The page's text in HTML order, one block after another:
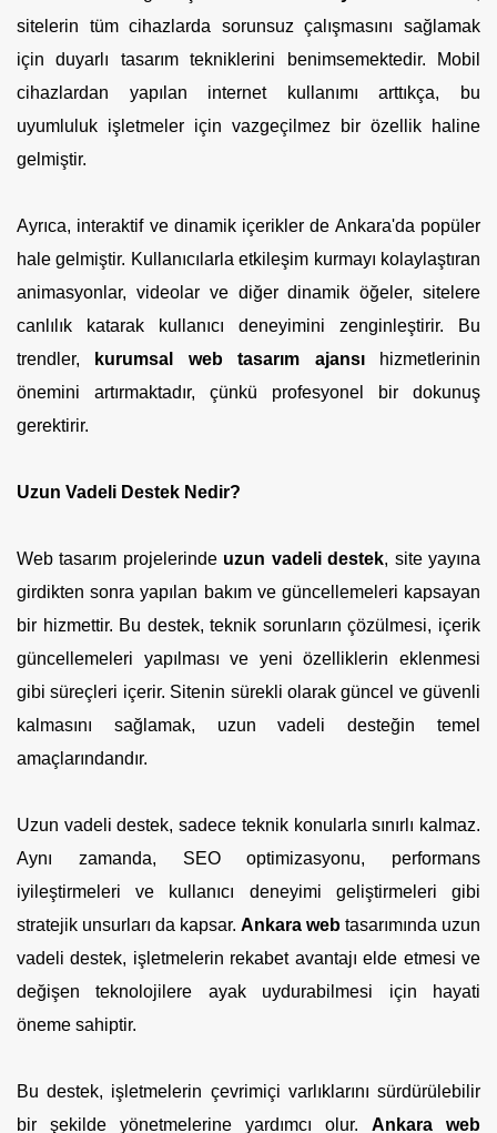
sitelerin tüm cihazlarda sorunsuz çalışmasını sağlamak
için duyarlı tasarım tekniklerini benimsemektedir. Mobil
cihazlardan yapılan internet kullanımı arttıkça, bu
uyumluluk işletmeler için vazgeçilmez bir özellik haline
gelmiştir.
Ayrıca, interaktif ve dinamik içerikler de Ankara'da popüler
hale gelmiştir. Kullanıcılarla etkileşim kurmayı kolaylaştıran
animasyonlar, videolar ve diğer dinamik öğeler, sitelere
canlılık katarak kullanıcı deneyimini zenginleştirir. Bu
trendler,
kurumsal web tasarım ajansıhizmetlerinin
önemini artırmaktadır, çünkü profesyonel bir dokunuş
gerektirir.
Uzun Vadeli Destek Nedir?
Web tasarım projelerinde uzun vadeli destek, site yayına
girdikten sonra yapılan bakım ve güncellemeleri kapsayan
bir hizmettir. Bu destek, teknik sorunların çözülmesi, içerik
güncellemeleri yapılması ve yeni özelliklerin eklenmesi
gibi süreçleri içerir. Sitenin sürekli olarak güncel ve güvenli
kalmasını sağlamak, uzun vadeli desteğin temel
amaçlarındandır.
Uzun vadeli destek, sadece teknik konularla sınırlı kalmaz.
Aynı zamanda, SEO optimizasyonu, performans
iyileştirmeleri ve kullanıcı deneyimi geliştirmeleri gibi
stratejik unsurları da kapsar. Ankara web tasarımında uzun
vadeli destek, işletmelerin rekabet avantajı elde etmesi ve
değişen teknolojilere ayak uydurabilmesi için hayati
öneme sahiptir.
Bu destek, işletmelerin çevrimiçi varlıklarını sürdürülebilir
bir şekilde yönetmelerine yardımcı olur. Ankara web